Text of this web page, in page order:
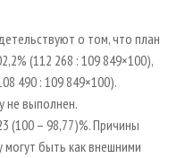
о том, что план
(112 268 : 109 849×100),
490 : 109 849×100).
не выполнен.
(100 – 98,77)%. Причины
быть как внешними